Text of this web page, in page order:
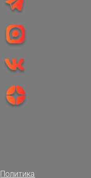
Политика